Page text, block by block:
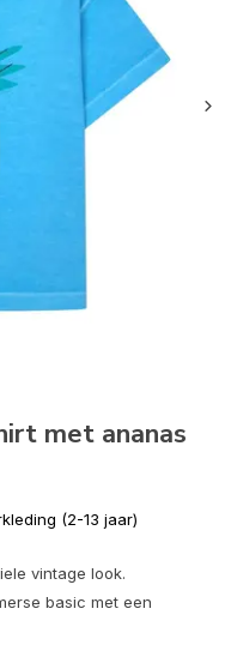
met ananas
(2-13 jaar)
vintage look.
basic met een